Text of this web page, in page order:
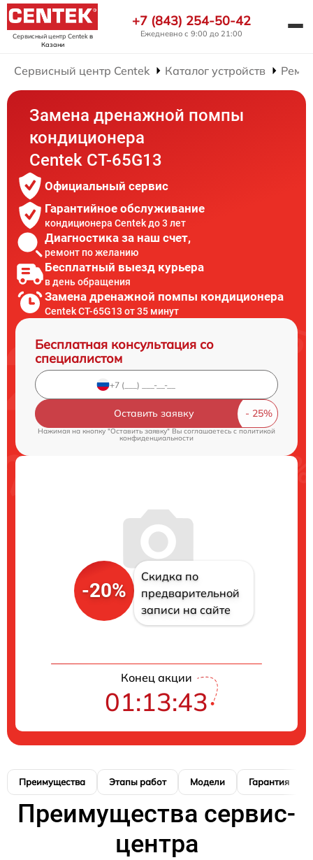
Сервисный центр Centekв
Казани
+7 (843) 254-50-42
Ежедневно с 9:00 до 21:00
Сервисный центр Centek Каталог устройств
Замена дренажной помпы
кондиционера
Centek CT-65G13
Официальный сервис
Гарантийное обслуживание
кондиционера Centek до 3 лет
Диагностика за наш счет,
ремонт по желанию
Бесплатный выезд курьера
в день обращения
Замена дренажной помпы кондиционера
Centek CT-65G13 от 35 минут
Бесплатная консультация со
специалистом
Оставить заявку
Нажимая на кнопку "Оставить заявку" Вы соглашаетесь c политикой
конфиденциальности
-20%
Скидка по
предварительной
записи на сайте
Конец акции
01:13:42
Преимущества Этапы работ Модели Гарантия
Преимущества сервис-
центра